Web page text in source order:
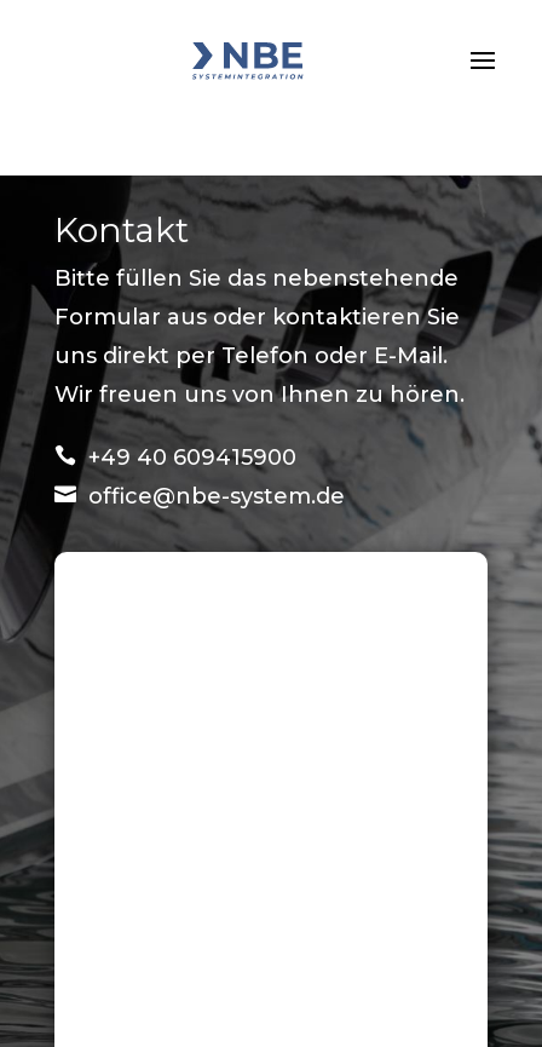
Kontakt
Bitte füllen Sie das nebenstehende
Formular aus oder kontaktieren Sie
uns direkt per Telefon oder E-Mail.
Wir freuen uns von Ihnen zu hören.
+49 40 609415900
office@nbe-system.de